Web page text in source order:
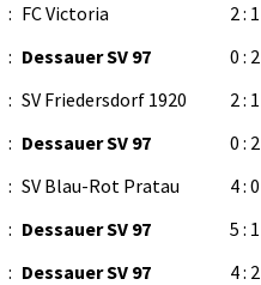
: FC Victoria
2 : 1
: Dessauer SV 97
0 : 2
: SV Friedersdorf 1920
2 : 1
: Dessauer SV 97
0 : 2
: SV Blau-Rot Pratau
4 : 0
: Dessauer SV 97
5 : 1
: Dessauer SV 97
4 : 2